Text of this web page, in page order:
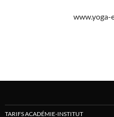
www.yoga-
TARIFS ACADÉMIE-INSTITUT